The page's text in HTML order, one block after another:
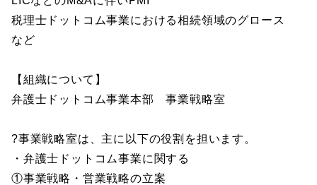
税理士ドットコム事業における相続領域のグロース
など
【組織について】
弁護士ドットコム事業本部 事業戦略室
?事業戦略室は、主に以下の役割を担います。
・弁護士ドットコム事業に関する
①事業戦略・営業戦略の立案